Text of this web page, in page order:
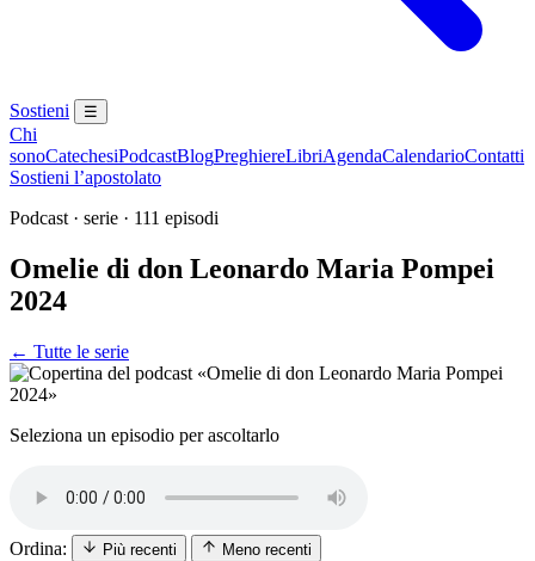
Sostieni ☰
Chi
sonoCatechesiPodcastBlogPreghiereLibriAgendaCalendarioContatti
Sostieni l’apostolato
Podcast · serie · 111 episodi
Omelie di don Leonardo Maria Pompei
2024
← Tutte le serie
Seleziona un episodio per ascoltarlo
Ordina: Più recenti Meno recenti